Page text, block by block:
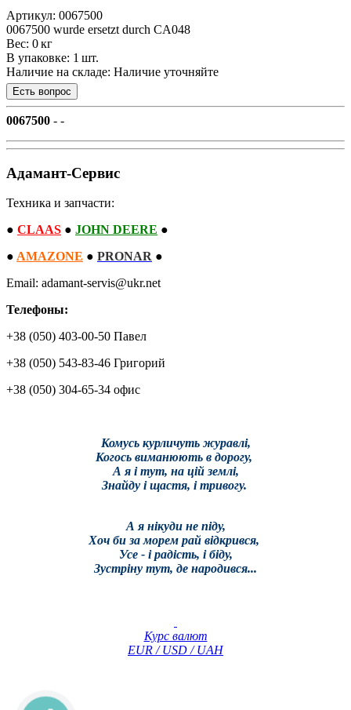
Артикул: 0067500
0067500 wurde ersetzt durch CA048
Вес: 0 кг
В упаковке: 1 шт.
Наличие на складе: Наличие уточняйте
0067500 - -
Адамант-Сервис
Техника и запчасти:
● CLAAS ● JOHN DEERE ●
● AMAZONE ● PRONAR ●
Email: adamant-servis@ukr.net
Телефоны:
+38 (050) 403-00-50 Павел
+38 (050) 543-83-46 Григорий
+38 (050) 304-65-34 офис
Комусь курличуть журавлі,
Когось виманюють в дорогу,
А я і тут, на цій землі,
Знайду і щастя, і тривогу.
А я нікуди не піду,
Хоч би за морем рай відкрився,
Усе - і радість, і біду,
Зустріну тут, де народився...
Курс валют
EUR / USD / UAH